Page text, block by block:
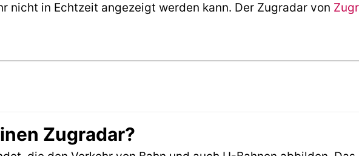
nicht in Echtzeit angezeigt werden kann. Der Zugradar von
Zugradar?